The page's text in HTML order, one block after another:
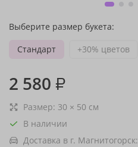
Выберите размер букета:
Стандарт
+30% цветов
2 580 ₽
Размер: 30 × 50 см
В наличии
Доставка в г. Магнитогорск: